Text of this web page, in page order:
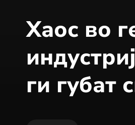
Хаос во
ги губат